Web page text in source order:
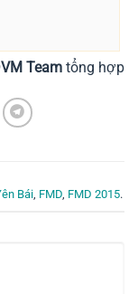
Team tổng hợp
Bái, FMD, FMD 2015.